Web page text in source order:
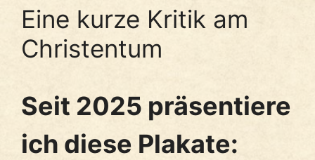
Eine kurze Kritik am
Christentum
Seit 2025 präsentiere
ich diese Plakate: